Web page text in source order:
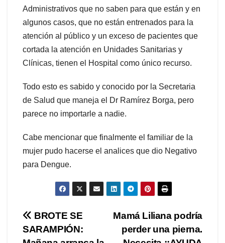
Administrativos que no saben para que están y en
algunos casos, que no están entrenados para la
atención al público y un exceso de pacientes que
cortada la atención en Unidades Sanitarias y
Clínicas, tienen el Hospital como único recurso.
Todo esto es sabido y conocido por la Secretaria
de Salud que maneja el Dr Ramírez Borga, pero
parece no importarle a nadie.
Cabe mencionar que finalmente el familiar de la
mujer pudo hacerse el analices que dio Negativo
para Dengue.
Navegación
Mamá Liliana podría
perder una pierna.
BROTE SE
SARAMPIÓN: